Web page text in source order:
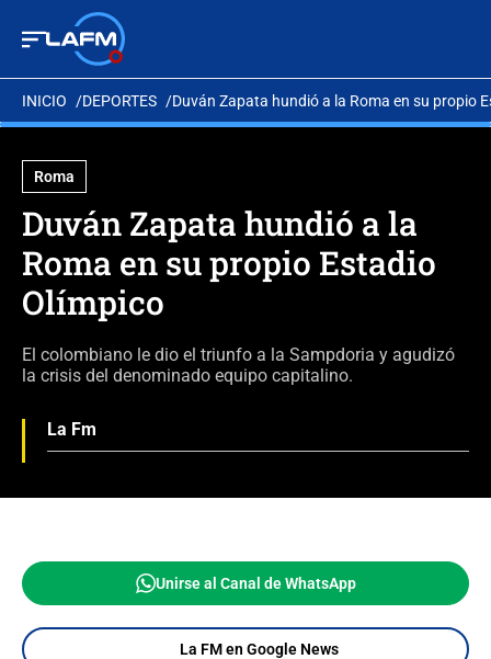
INICIO DEPORTES Duván Zapata hundió a la Roma en su propio
Roma
Duván Zapata hundió a la
Roma en su propio Estadio
Olímpico
El colombiano le dio el triunfo a la Sampdoria y agudizó
la crisis del denominado equipo capitalino.
La Fm
Unirse al Canal de WhatsApp
La FM en Google News